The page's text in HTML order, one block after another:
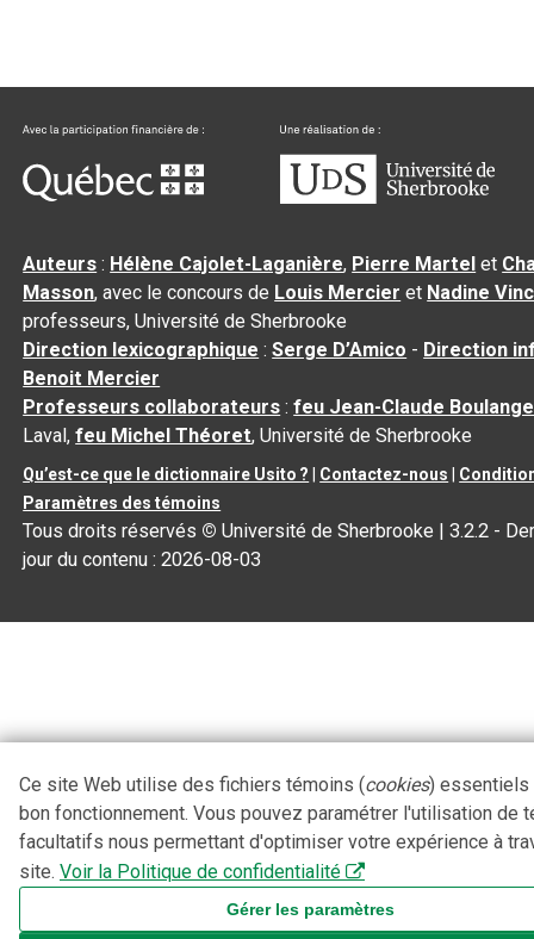
Auteurs : Hélène Cajolet-Laganière, Pierre Martel et
Masson, avec le concours de Louis Mercier et Nadine
professeurs, Université de Sherbrooke
Direction lexicographique :Serge D’Amico - Direction
Benoit Mercier
Professeurs collaborateurs :feu Jean-Claude
Laval,feu Michel Théoret, Université de Sherbrooke
Qu’est-ce que le dictionnaire Usito ? Contactez-nous
Paramètres des témoins
Tous droits réservés © Université de Sherbrooke |3.2.2 -
jour du contenu :2026-08-03
Ce site Web utilise des fichiers témoins (cookies) essentiels
bon fonctionnement. Vous pouvez paramétrer l'utilisation de
facultatifs nous permettant d'optimiser votre expérience à
site. Voir la Politique de confidentialité
Gérer les paramètres